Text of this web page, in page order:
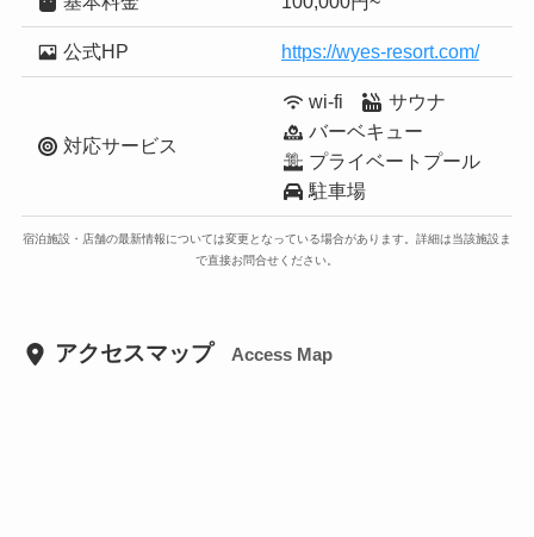
公式HP https://wyes-resort.com/
対応サービス
wi-fi
サウナ
バーベキュー
プライベートプール
駐車場
宿泊施設・店舗の最新情報については変更となっている場合があります。詳細は当該施設ま
で直接お問合せください。
アクセスマップ Access Map